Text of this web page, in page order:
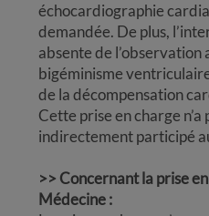
échocardiographie
demandée. De plus,
absente de l’observation
bigéminisme
de la décompensation
Cette prise en charge
indirectement participé
>> Concernant la prise
Médecine :